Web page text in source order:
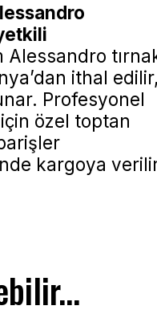
Alessandro
ithal
Profesyonel
özel toptan
kargoya